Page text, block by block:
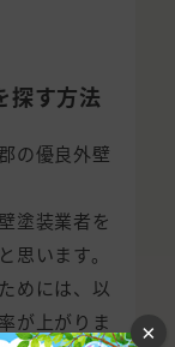
探す方法
の優良外壁
塗装業者を
思います。
めには、以
が上がりま
×